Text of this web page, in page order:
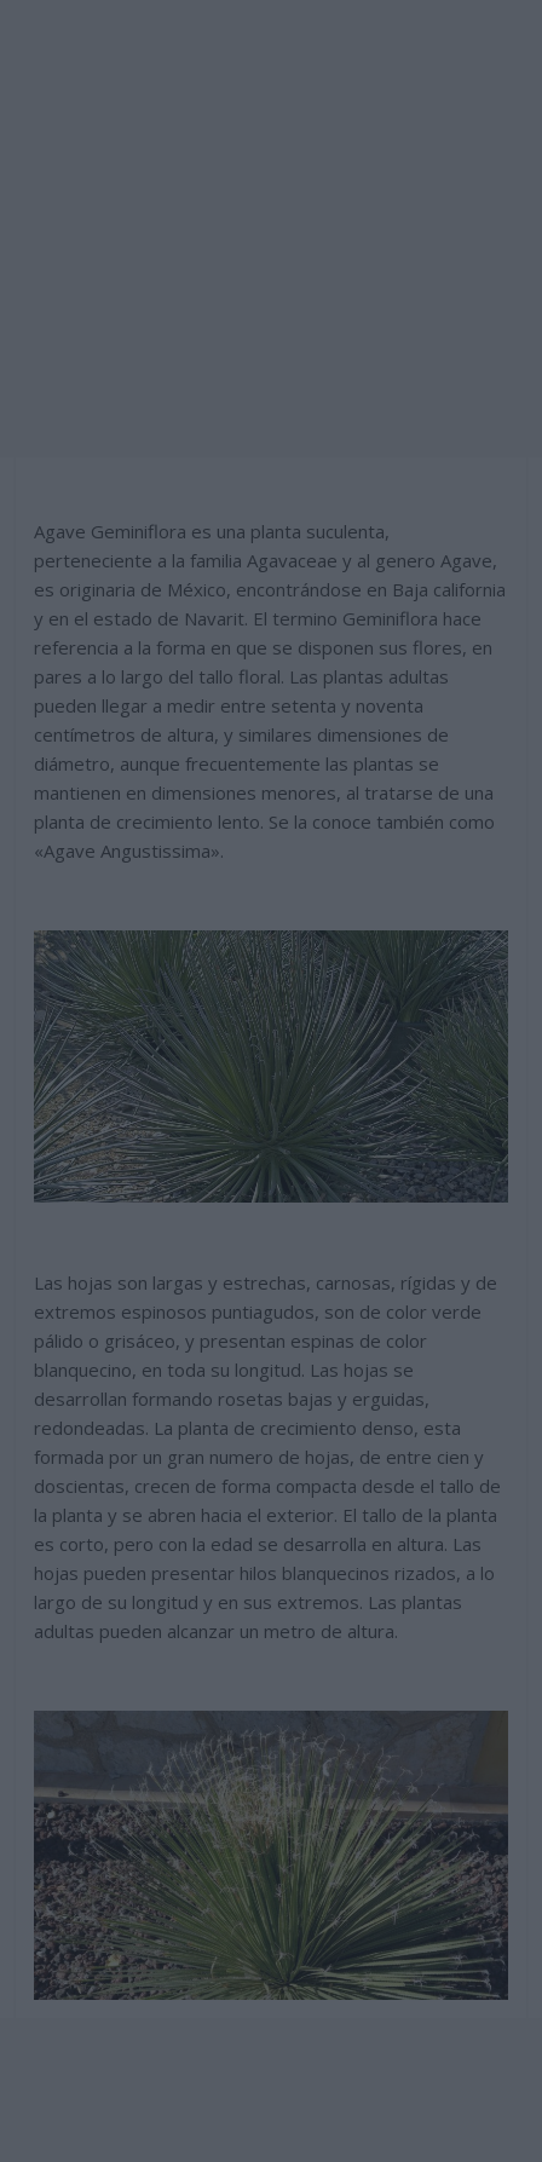
Agave Geminiflora es una planta suculenta,
perteneciente a la familia Agavaceae y al genero Agave,
es originaria de México, encontrándose en Baja california
y en el estado de Navarit. El termino Geminiflora hace
referencia a la forma en que se disponen sus flores, en
pares a lo largo del tallo floral. Las plantas adultas
pueden llegar a medir entre setenta y noventa
centímetros de altura, y similares dimensiones de
diámetro, aunque frecuentemente las plantas se
mantienen en dimensiones menores, al tratarse de una
planta de crecimiento lento. Se la conoce también como
«Agave Angustissima».
Las hojas son largas y estrechas, carnosas, rígidas y de
extremos espinosos puntiagudos, son de color verde
pálido o grisáceo, y presentan espinas de color
blanquecino, en toda su longitud. Las hojas se
desarrollan formando rosetas bajas y erguidas,
redondeadas. La planta de crecimiento denso, esta
formada por un gran numero de hojas, de entre cien y
doscientas, crecen de forma compacta desde el tallo de
la planta y se abren hacia el exterior. El tallo de la planta
es corto, pero con la edad se desarrolla en altura. Las
hojas pueden presentar hilos blanquecinos rizados, a lo
largo de su longitud y en sus extremos. Las plantas
adultas pueden alcanzar un metro de altura.